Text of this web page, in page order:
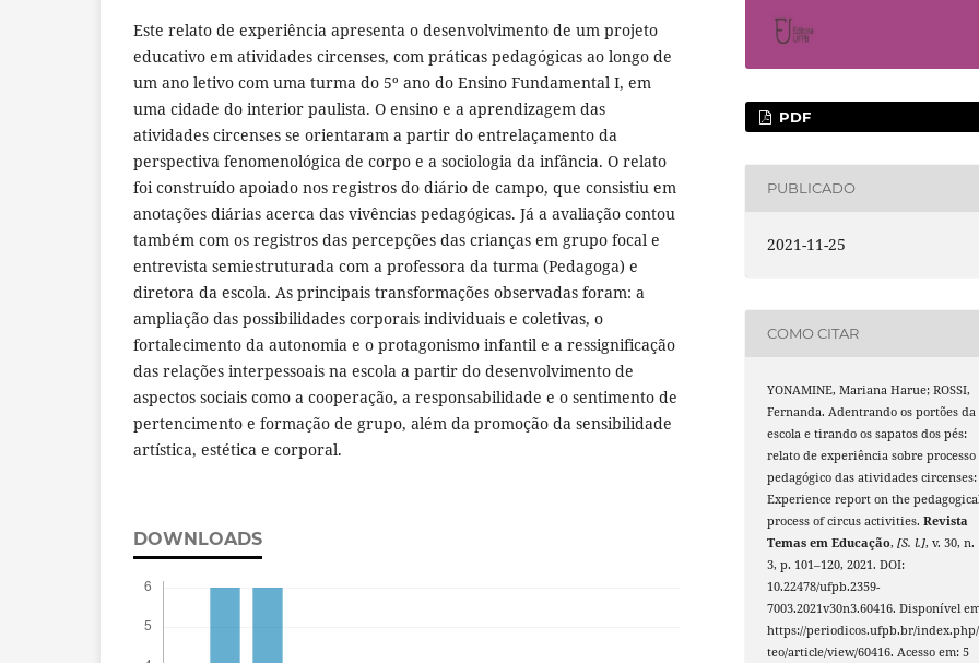
Este relato de experiência apresenta o desenvolvimento de um projeto
educativo em atividades circenses, com práticas pedagógicas ao longo de
um ano letivo com uma turma do 5º ano do Ensino Fundamental I, em
uma cidade do interior paulista. O ensino e a aprendizagem das
atividades circenses se orientaram a partir do entrelaçamento da
perspectiva fenomenológica de corpo e a sociologia da infância. O relato
foi construído apoiado nos registros do diário de campo, que consistiu em
anotações diárias acerca das vivências pedagógicas. Já a avaliação contou
também com os registros das percepções das crianças em grupo focal e
entrevista semiestruturada com a professora da turma (Pedagoga) e
diretora da escola. As principais transformações observadas foram: a
ampliação das possibilidades corporais individuais e coletivas, o
fortalecimento da autonomia e o protagonismo infantil e a ressignificação
das relações interpessoais na escola a partir do desenvolvimento de
aspectos sociais como a cooperação, a responsabilidade e o sentimento de
pertencimento e formação de grupo, além da promoção da sensibilidade
artística, estética e corporal.
DOWNLOADS
PDF
PUBLICADO
2021-11-25
COMO CITAR
YONAMINE, Mariana Harue; ROSSI,
Fernanda. Adentrando os portões da
escola e tirando os sapatos dos pés:
relato de experiência sobre processo
pedagógico das atividades circenses:
Experience report on the
process of circus activities.Revista
Temas em Educação,[S. l.], v. 30, n.
3, p. 101–120, 2021. DOI:
10.22478/ufpb.2359-
7003.2021v30n3.60416. Disponível
https://periodicos.ufpb.br/
teo/article/view/60416. Acesso em: 5